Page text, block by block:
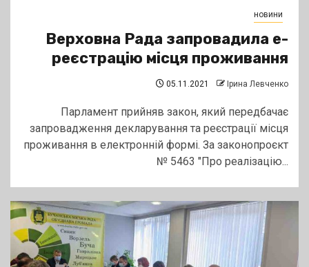
новини
Верховна Рада запровадила е-
реєстрацію місця проживання
05.11.2021 Ірина Левченко
Парламент прийняв закон, який передбачає
запровадження декларування та реєстрації місця
проживання в електронній формі. За законопроєкт
№ 5463 "Про реалізацію...